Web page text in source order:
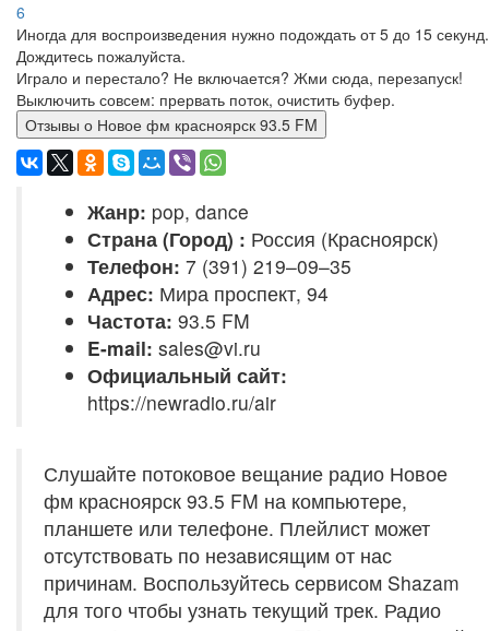
6
Иногда для воспроизведения нужно подождать от 5 до 15 секунд.
Дождитесь пожалуйста.
Играло и перестало? Не включается? Жми сюда, перезапуск!
Выключить совсем: прервать поток, очистить буфер.
Отзывы о Новое фм красноярск 93.5 FM
Жанр: pop, dance
Страна (Город) : Россия (Красноярск)
Телефон: 7 (391) 219–09–35
Адрес: Мира проспект, 94
Частота: 93.5 FM
E-mail: sales@vi.ru
Официальный сайт:
https://newradio.ru/air
Слушайте потоковое вещание радио Новое
фм красноярск 93.5 FM на компьютере,
планшете или телефоне. Плейлист может
отсутствовать по независящим от нас
причинам. Воспользуйтесь сервисом Shazam
для того чтобы узнать текущий трек. Радио